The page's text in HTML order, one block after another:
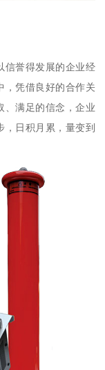
信誉得发展的企业经
，凭借良好的合作关
、满足的信念，企业
日积月累，量变到